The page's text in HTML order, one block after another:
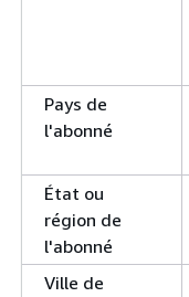
Pays de
l'abonné
État ou
région de
l'abonné
Ville de